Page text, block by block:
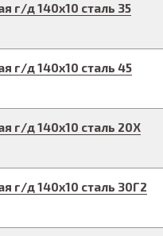
г/д140х10 сталь 35
г/д140х10 сталь 45
г/д140х10 сталь 20Х
г/д140х10 сталь 30Г2